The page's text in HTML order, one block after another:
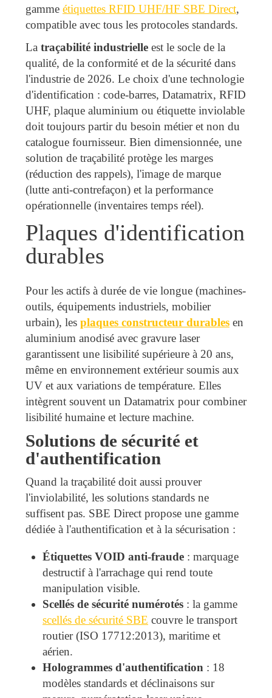
gamme étiquettes RFID UHF/HF SBE Direct,
compatible avec tous les protocoles standards.
La traçabilité industrielle est le socle de la
qualité, de la conformité et de la sécurité dans
l'industrie de 2026. Le choix d'une technologie
d'identification : code-barres, Datamatrix, RFID
UHF, plaque aluminium ou étiquette inviolable
doit toujours partir du besoin métier et non du
catalogue fournisseur. Bien dimensionnée, une
solution de traçabilité protège les marges
(réduction des rappels), l'image de marque
(lutte anti-contrefaçon) et la performance
opérationnelle (inventaires temps réel).
Plaques d'identification
durables
Pour les actifs à durée de vie longue (machines-
outils, équipements industriels, mobilier
urbain), les plaques constructeur durables en
aluminium anodisé avec gravure laser
garantissent une lisibilité supérieure à 20 ans,
même en environnement extérieur soumis aux
UV et aux variations de température. Elles
intègrent souvent un Datamatrix pour combiner
lisibilité humaine et lecture machine.
Solutions de sécurité et
d'authentification
Quand la traçabilité doit aussi prouver
l'inviolabilité, les solutions standards ne
suffisent pas. SBE Direct propose une gamme
dédiée à l'authentification et à la sécurisation :
Étiquettes VOID anti-fraude : marquage
destructif à l'arrachage qui rend toute
manipulation visible.
Scellés de sécurité numérotés : la gamme
scellés de sécurité SBE couvre le transport
routier (ISO 17712:2013), maritime et
aérien.
Hologrammes d'authentification : 18
modèles standards et déclinaisons sur